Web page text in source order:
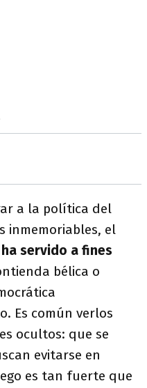
a la política del
inmemoriables, el
ha servido a fines
bélica o
Es común verlos
ocultos: que se
evitarse en
es tan fuerte que